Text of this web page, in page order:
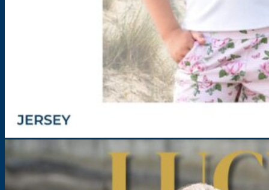
Tanktop für Kinder – Schnittmuster – Lucy